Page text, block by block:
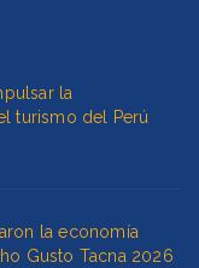
la
turismo del Perú
la economía
Gusto Tacna 2026